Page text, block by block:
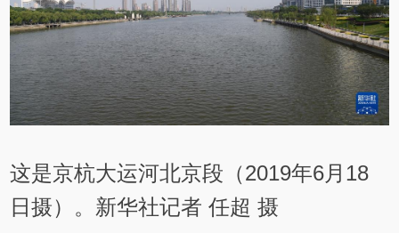
这是京杭大运河北京段（2019年6月18
日摄）。新华社记者 任超 摄